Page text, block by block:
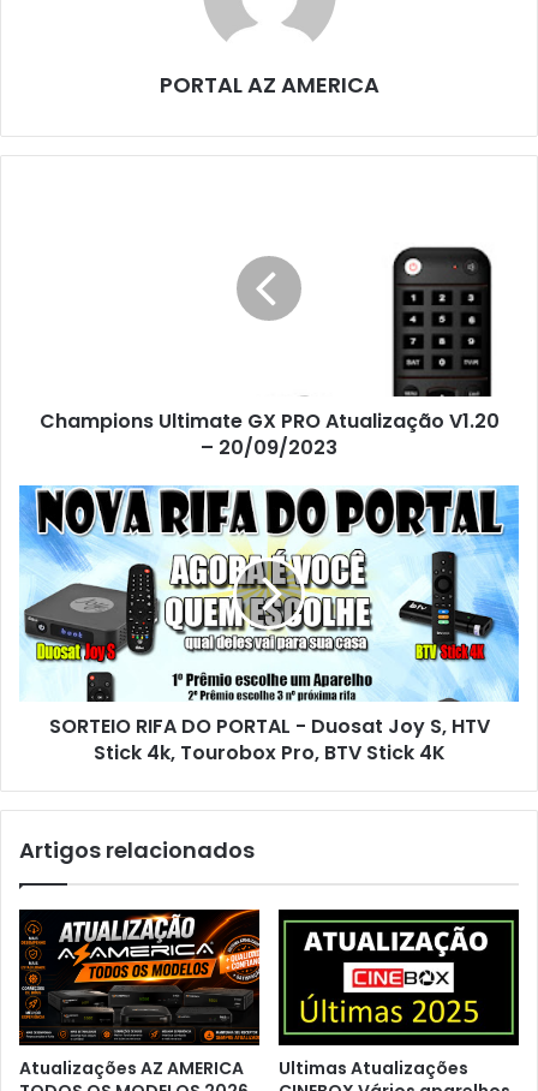
PORTAL AZ AMERICA
Champions Ultimate GX PRO Atualização V1.20
– 20/09/2023
SORTEIO RIFA DO PORTAL - Duosat Joy S, HTV
Stick 4k, Tourobox Pro, BTV Stick 4K
Artigos relacionados
Atualizações AZ AMERICA
Ultimas Atualizações